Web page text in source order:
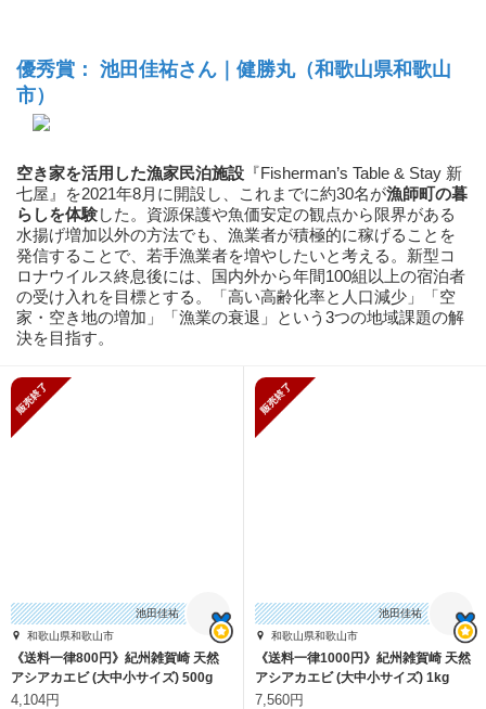
優秀賞： 池田佳祐さん｜健勝丸（和歌山県和歌山
市）
空き家を活用した漁家民泊施設 『Fisherman’s Table & Stay 新
七屋』を2021年8月に開設し、これまでに約30名が漁師町の暮
らしを体験した。資源保護や魚価安定の観点から限界がある
水揚げ増加以外の方法でも、漁業者が積極的に稼げることを
発信することで、若手漁業者を増やしたいと考える。新型コ
ロナウイルス終息後には、国内外から年間100組以上の宿泊者
の受け入れを目標とする。「高い高齢化率と人口減少」「空
家・空き地の増加」「漁業の衰退」という3つの地域課題の解
決を目指す。
池田佳祐
和歌山県和歌山市
《送料一律800円》紀州雑賀崎 天然
アシアカエビ (大中小サイズ) 500g
4,104円
池田佳祐
和歌山県和歌山市
《送料一律1000円》紀州雑賀崎 天然
アシアカエビ (大中小サイズ) 1kg
7,560円